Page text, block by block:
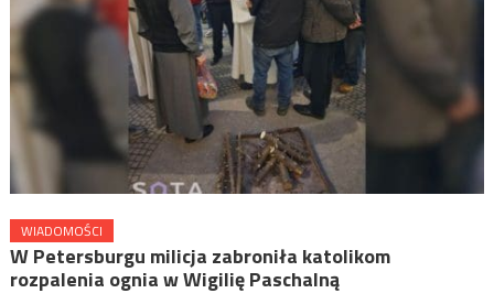
WIADOMOŚCI
W Petersburgu milicja zabroniła katolikom
rozpalenia ognia w Wigilię Paschalną